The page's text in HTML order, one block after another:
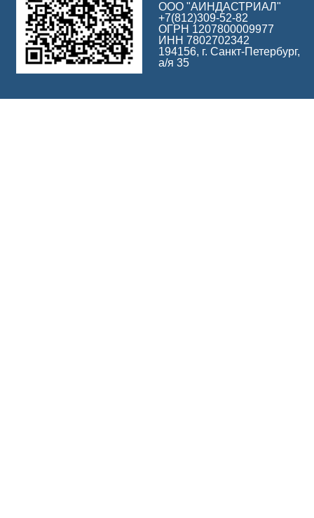
ООО "АИНДАСТРИАЛ"
+7(812)309-52-82
ОГРН 1207800009977
ИНН 7802702342
194156, г. Санкт-Петербург,
а/я 35